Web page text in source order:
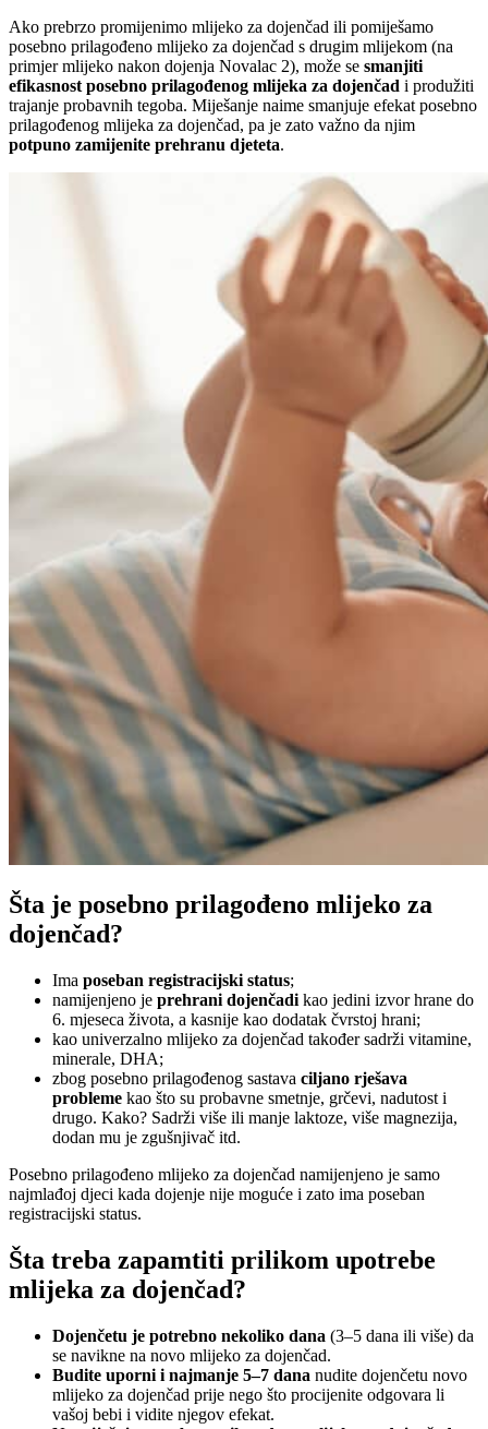
Ako prebrzo promijenimo mlijeko za dojenčad ili pomiješamo
posebno prilagođeno mlijeko za dojenčad s drugim mlijekom (na
primjer mlijeko nakon dojenja Novalac 2), može se smanjiti
efikasnost posebno prilagođenog mlijeka za dojenčad i produžiti
trajanje probavnih tegoba. Miješanje naime smanjuje efekat posebno
prilagođenog mlijeka za dojenčad, pa je zato važno da njim
potpuno zamijenite prehranu djeteta.
Šta je posebno prilagođeno mlijeko za
dojenčad?
Ima poseban registracijski status;
namijenjeno je prehrani dojenčadi kao jedini izvor hrane do
6. mjeseca života, a kasnije kao dodatak čvrstoj hrani;
kao univerzalno mlijeko za dojenčad također sadrži vitamine,
minerale, DHA;
zbog posebno prilagođenog sastava ciljano rješava
probleme kao što su probavne smetnje, grčevi, nadutost i
drugo. Kako? Sadrži više ili manje laktoze, više magnezija,
dodan mu je zgušnjivač itd.
Posebno prilagođeno mlijeko za dojenčad namijenjeno je samo
najmlađoj djeci kada dojenje nije moguće i zato ima poseban
registracijski status.
Šta treba zapamtiti prilikom upotrebe
mlijeka za dojenčad?
Dojenčetu je potrebno nekoliko dana (3–5 dana ili više) da
se navikne na novo mlijeko za dojenčad.
Budite uporni i najmanje 5–7 dana nudite dojenčetu novo
mlijeko za dojenčad prije nego što procijenite odgovara li
vašoj bebi i vidite njegov efekat.